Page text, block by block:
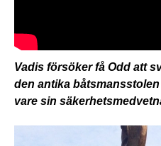
Vadis försöker få Odd att
den antika
vare sin